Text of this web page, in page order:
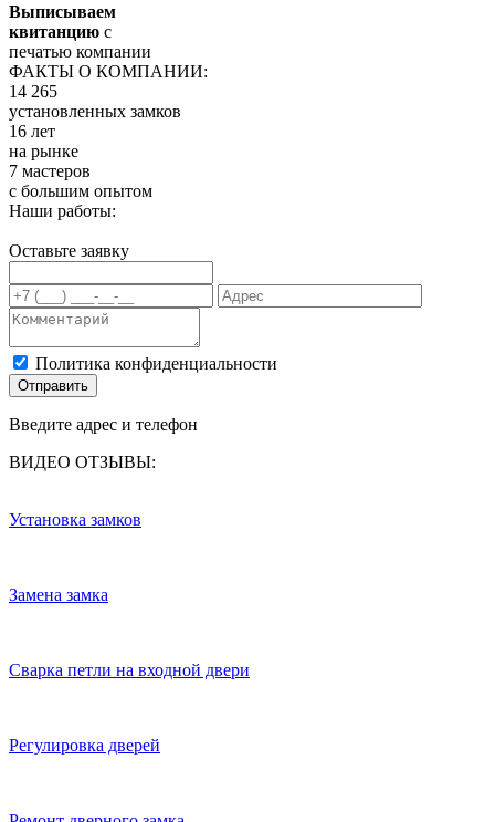
Выписываем
квитанцию с
печатью компании
ФАКТЫ О КОМПАНИИ:
14 265
установленных замков
16 лет
на рынке
7 мастеров
с большим опытом
Наши работы:
Оставьте заявку
Политика конфиденциальности
Отправить
Введите адрес и телефон
ВИДЕО ОТЗЫВЫ:
Установка замков
Замена замка
Сварка петли на входной двери
Регулировка дверей